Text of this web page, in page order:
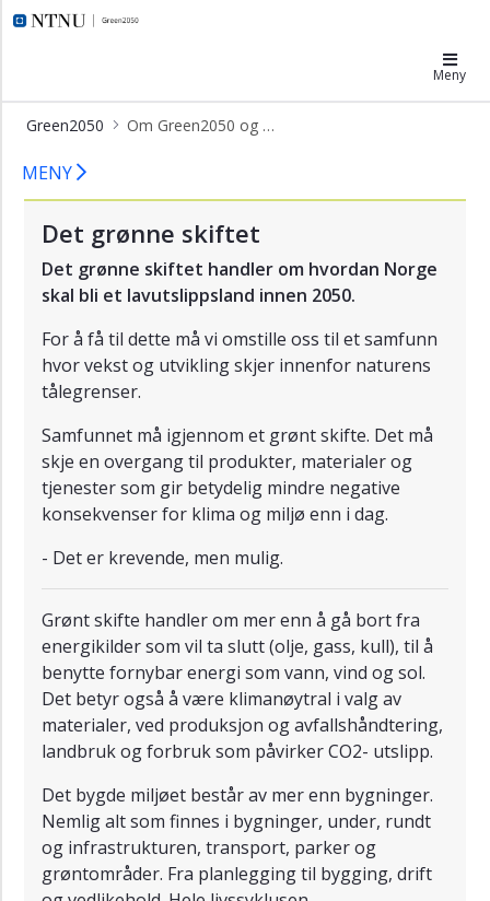
Meny
Green2050 Om Green2050 og kontakt
Om oss - Green2025 - Senter for
×
Styre
råd
Forskere
eksperter
Studenter,
PhDs
Postdocs
Kontakt
MENY
Det grønne skiftet
Det grønne skiftet handler om hvordan Norge
skal bli et lavutslippsland innen 2050.
For å få til dette må vi omstille oss til et samfunn
hvor vekst og utvikling skjer innenfor naturens
tålegrenser.
Samfunnet må igjennom et grønt skifte. Det må
skje en overgang til produkter, materialer og
tjenester som gir betydelig mindre negative
konsekvenser for klima og miljø enn i dag.
- Det er krevende, men mulig.
Grønt skifte handler om mer enn å gå bort fra
energikilder som vil ta slutt (olje, gass, kull), til å
benytte fornybar energi som vann, vind og sol.
Det betyr også å være klimanøytral i valg av
materialer, ved produksjon og avfallshåndtering,
landbruk og forbruk som påvirker CO2- utslipp.
Det bygde miljøet består av mer enn bygninger.
Nemlig alt som finnes i bygninger, under, rundt
og infrastrukturen, transport, parker og
grøntområder. Fra planlegging til bygging, drift